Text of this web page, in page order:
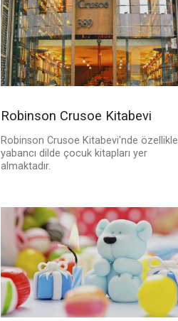
Robinson Crusoe Kitabevi
Robinson Crusoe Kitabevi'nde özellikle
yabancı dilde çocuk kitapları yer
almaktadır.